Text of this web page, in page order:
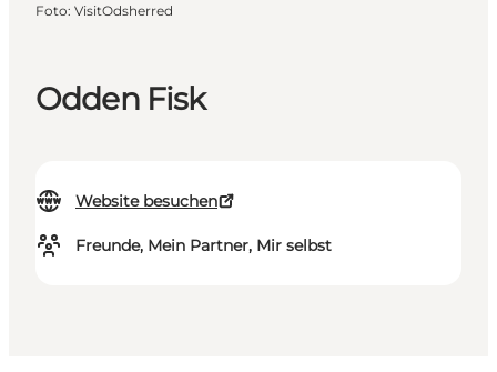
Odden Fisk
Website besuchen
Freunde, Mein Partner, Mir selbst
Foto: VisitOdsherred